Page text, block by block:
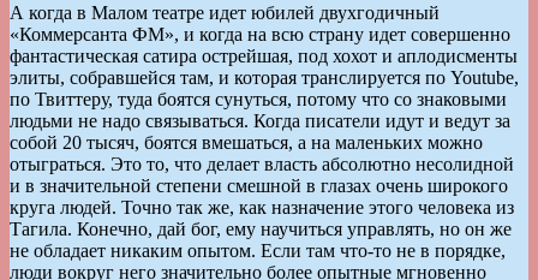
А когда в Малом театре идет юбилей двухгодичный
«Коммерсанта ФМ», и когда на всю страну идет совершенно
фантастическая сатира острейшая, под хохот и аплодисменты
элиты, собравшейся там, и которая транслируется по Youtube,
по Твиттеру, туда боятся сунуться, потому что со знаковыми
людьми не надо связываться. Когда писатели идут и ведут за
собой 20 тысяч, боятся вмешаться, а на маленьких можно
отыграться. Это то, что делает власть абсолютно несолидной
и в значительной степени смешной в глазах очень широкого
круга людей. Точно так же, как назначение этого человека из
Тагила. Конечно, дай бог, ему научиться управлять, но он же
не обладает никаким опытом. Если там что-то не в порядке,
люди вокруг него значительно более опытные мгновенно